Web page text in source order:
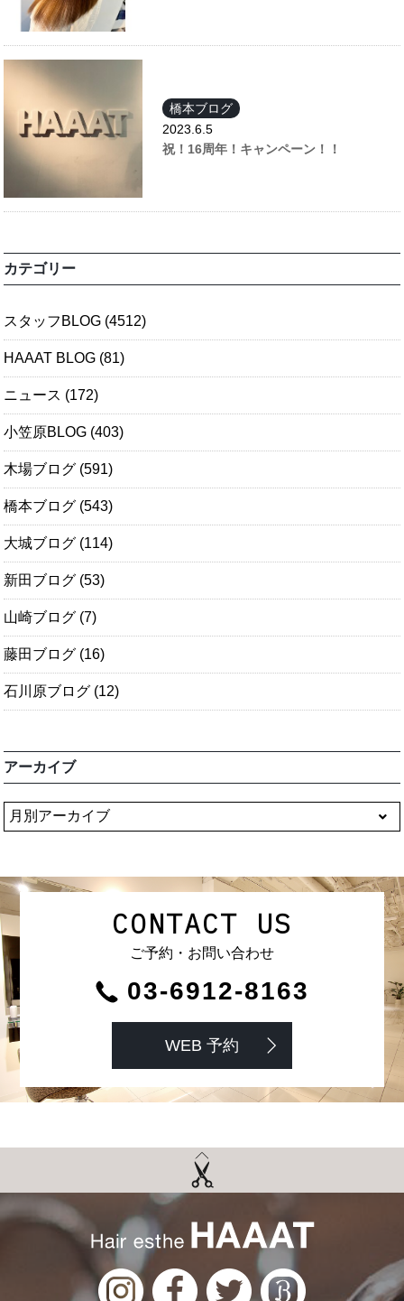
橋本ブログ
2023.6.5
祝！16周年！キャンペーン！！
カテゴリー
スタッフBLOG (4512)
HAAAT BLOG (81)
ニュース (172)
小笠原BLOG (403)
木場ブログ (591)
橋本ブログ (543)
大城ブログ (114)
新田ブログ (53)
山崎ブログ (7)
藤田ブログ (16)
石川原ブログ (12)
アーカイブ
CONTACT US
ご予約・お問い合わせ
03-6912-8163
WEB 予約